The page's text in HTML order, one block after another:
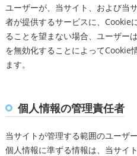
ユーザーが、当サイト、および当
者が提供するサービスに、Cookie
ることを望まない場合、ユーザー
を無効化することによってCookie
ます。
個人情報の管理責任者
当サイトが管理する範囲のユーザ
個人情報に準ずる情報は、当サイ